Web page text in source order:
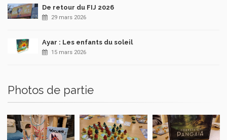
De retour du FIJ 2026
29 mars 2026
Ayar : Les enfants du soleil
15 mars 2026
Photos de partie